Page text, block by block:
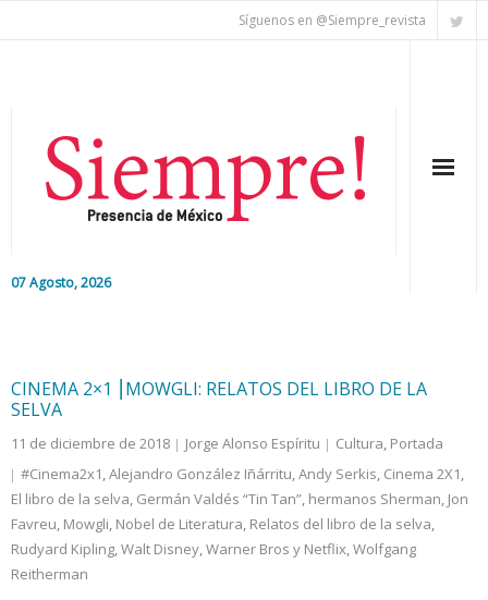
Síguenos en @Siempre_revista
07 Agosto, 2026
Colaboradores
Internacional
Cultura
CINEMA 2×1 ⎮MOWGLI: RELATOS DEL LIBRO DE LA
SELVA
11 de diciembre de 2018 Jorge Alonso Espíritu Cultura, Portada
#Cinema2x1,Alejandro González Iñárritu,Andy Serkis, Cinema 2X1,
El libro de la selva, Germán Valdés “Tin Tan”, hermanos Sherman, Jon
Favreu, Mowgli, Nobel de Literatura, Relatos del libro de la selva,
Rudyard Kipling,Walt Disney,Warner Bros y Netflix,Wolfgang
Reitherman